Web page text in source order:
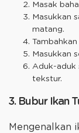
Masak
Masukkan
matang.
Masukkan
Aduk-aduk
tekstur.
3. Bubur Ikan
Mengenalkan